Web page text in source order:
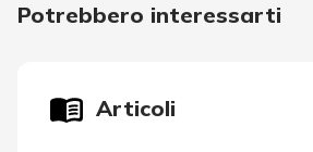
Potrebbero interessarti
Articoli